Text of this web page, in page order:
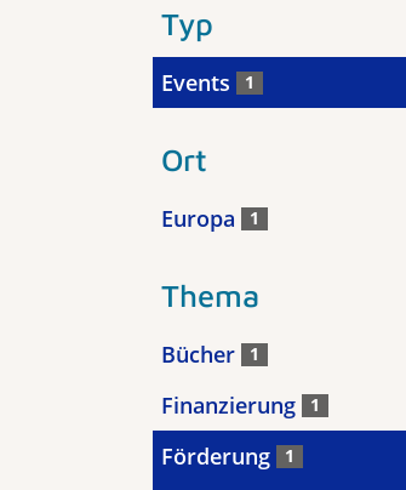
Typ
Events 1
Ort
Europa 1
Thema
Bücher 1
Finanzierung 1
Förderung 1